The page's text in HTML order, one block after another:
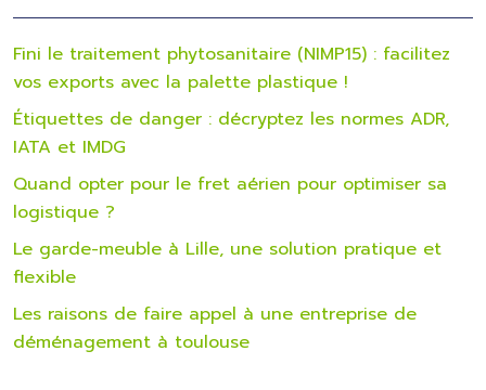
Fini le traitement phytosanitaire (NIMP15) : facilitez
vos exports avec la palette plastique !
Étiquettes de danger : décryptez les normes ADR,
IATA et IMDG
Quand opter pour le fret aérien pour optimiser sa
logistique ?
Le garde-meuble à Lille, une solution pratique et
flexible
Les raisons de faire appel à une entreprise de
déménagement à toulouse